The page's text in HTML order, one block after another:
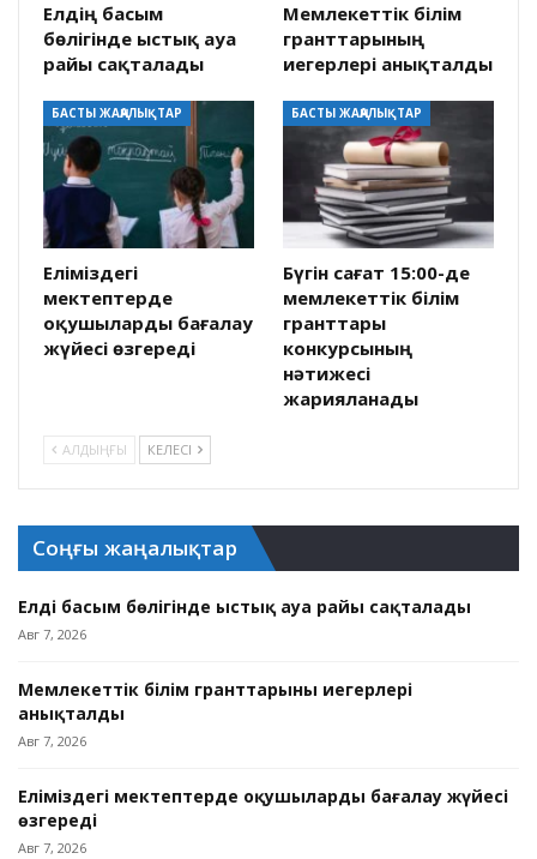
Елдің басым
бөлігінде ыстық ауа
райы сақталады
Мемлекеттік білім
гранттарының
иегерлері анықталды
БАСТЫ ЖАҢАЛЫҚТАР
Еліміздегі
мектептерде
оқушыларды бағалау
жүйесі өзгереді
БАСТЫ ЖАҢАЛЫҚТАР
Бүгін сағат 15:00-де
мемлекеттік білім
гранттары
конкурсының
нәтижесі
жарияланады
АЛДЫҢҒЫ КЕЛЕСІ
Соңғы жаңалықтар
Елдің басым бөлігінде ыстық ауа райы сақталады
Авг 7, 2026
Мемлекеттік білім гранттарының иегерлері
анықталды
Авг 7, 2026
Еліміздегі мектептерде оқушыларды бағалау жүйесі
өзгереді
Авг 7, 2026